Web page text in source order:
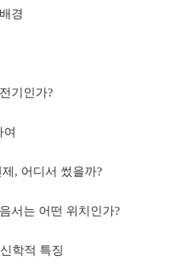
경
기인가?
여
, 어디서 썼을까?
서는 어떤 위치인가?
학적 특징